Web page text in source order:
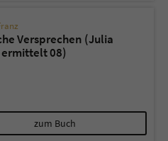
Versprechen (Julia
08)
zum Buch